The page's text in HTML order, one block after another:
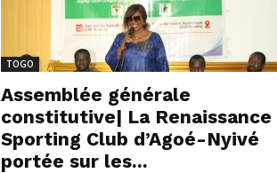
TOGO
Assemblée générale
constitutive| La Renaissance
Sporting Club d’Agoé-Nyivé
portée sur les...